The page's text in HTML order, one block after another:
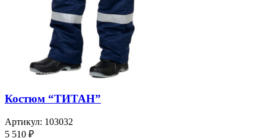
Костюм “ТИТАН”
Артикул: 103032
5 510 ₽